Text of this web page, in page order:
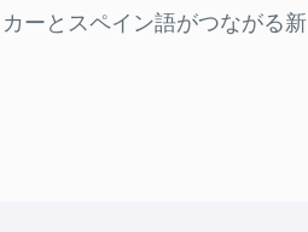
ーとスペイン語がつながる